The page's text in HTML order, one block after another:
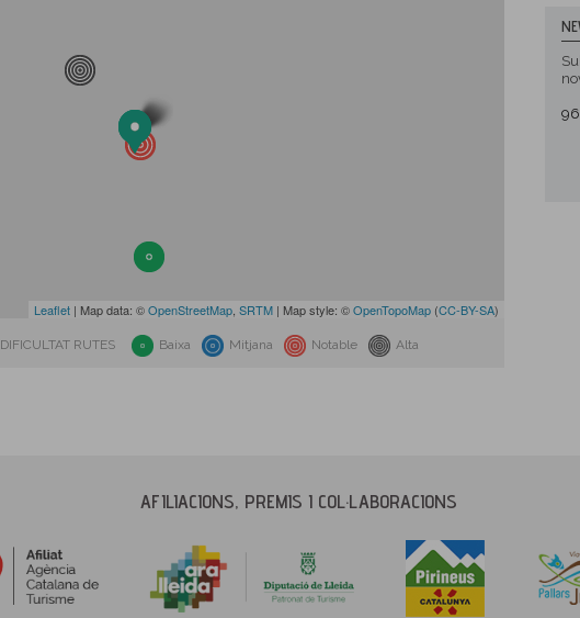
Leaflet | Map data: ©OpenStreetMap SRTM | Map style: ©OpenTopoMap (CC-BY-SA)
DIFICULTAT RUTES Baixa Mitjana Notable Alta
AFILIACIONS, PREMIS I COL·LABORACIONS